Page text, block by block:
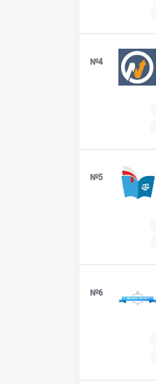
№4
№5
№6